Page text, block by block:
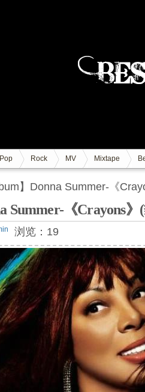
Pop Rock MV Mixtape
】Donna Summer-《
Summer-《Crayons
浏览：19